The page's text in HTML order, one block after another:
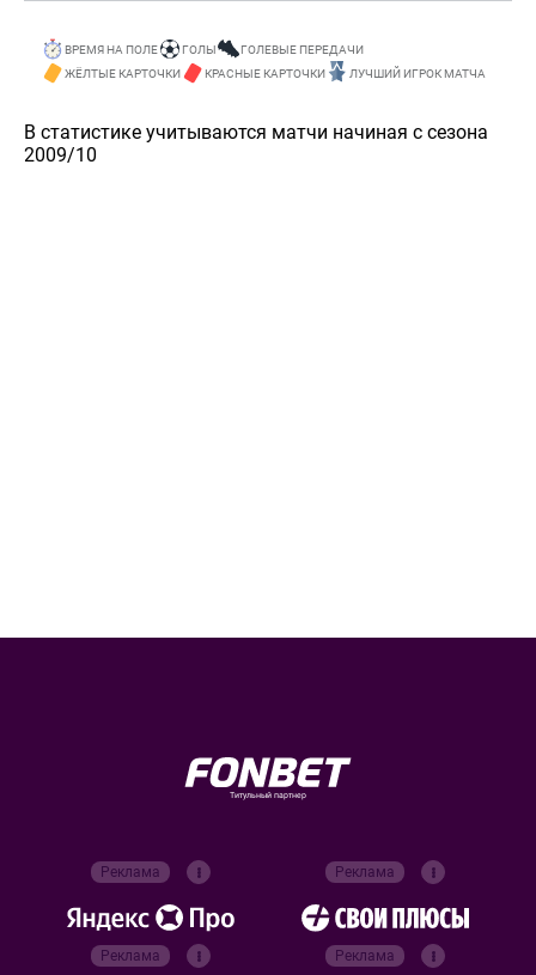
ВРЕМЯ НА ПОЛЕ ГОЛЫ
ГОЛЕВЫЕ ПЕРЕДАЧИ
ЖЁЛТЫЕ КАРТОЧКИ
КРАСНЫЕ КАРТОЧКИ ЛУЧШИЙ ИГРОК МАТЧА
В статистике учитываются матчи начиная с сезона
2009/10
Титульный партнер
Реклама Реклама
Реклама Реклама